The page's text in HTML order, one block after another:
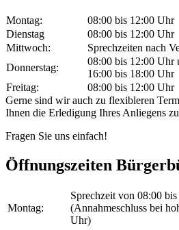
Montag:
08:00 bis 12:00 Uhr
Dienstag
08:00 bis 12:00 Uhr
Mittwoch:
Sprechzeiten nach
Donnerstag:
08:00 bis 12:00 Uhr
16:00 bis 18:00 Uhr
Freitag:
08:00 bis 12:00 Uhr
Gerne sind wir auch zu flexibleren
Ihnen die Erledigung Ihres Anliegens
Fragen Sie uns einfach!
Öffnungszeiten
Montag:
Sprechzeit von 08:00
(Annahmeschluss bei
Uhr)